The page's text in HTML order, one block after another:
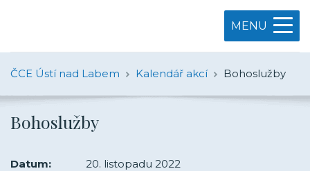
MENU
ČCE Ústí nad Labem Kalendář akcí Bohoslužby
Bohoslužby
Datum: 20. listopadu 2022